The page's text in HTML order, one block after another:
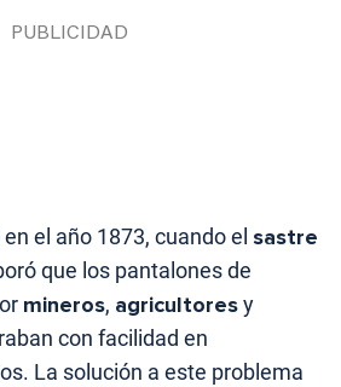
el año 1873, cuando el sastre
que los pantalones de
mineros, agricultoresy
con facilidad en
La solución a este problema